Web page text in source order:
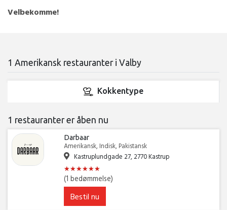
Velbekomme!
1 Amerikansk restauranter i Valby
Kokkentype
1 restauranter er åben nu
Darbaar
Amerikansk, Indisk, Pakistansk
Kastruplundgade 27, 2770 Kastrup
★★★★★★
★★★★★★
(1 bedømmelse)
Bestil nu